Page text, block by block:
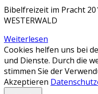
Bibelfreizeit im Pracht
WESTERWALD
Weiterlesen
Cookies helfen uns bei
und Dienste. Durch die
stimmen Sie der
Akzeptieren